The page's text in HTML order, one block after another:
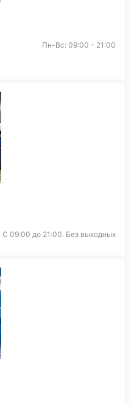
Пн-Вс: 09:00 - 21:00
С 09:00 до 21:00. Без выходных